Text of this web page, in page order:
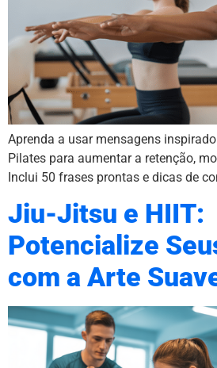
Aprenda a usar mensagens
Pilates para aumentar a retenção,
Inclui 50 frases prontas e dicas de
Jiu-Jitsu e HIIT:
Potencialize
com a Arte